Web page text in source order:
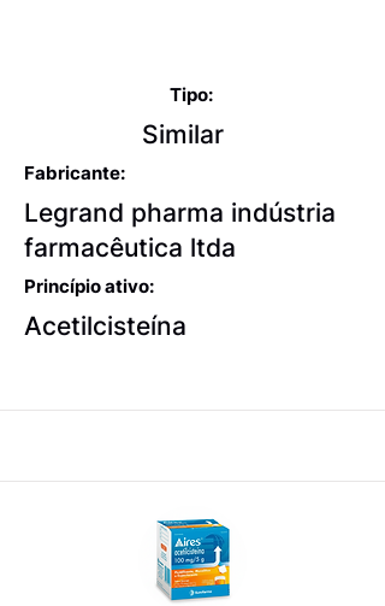
Tipo:
Similar
Fabricante:
Legrand pharma indústria
farmacêutica ltda
Princípio ativo:
Acetilcisteína